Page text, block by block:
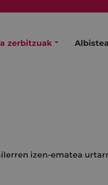
zerbitzuak
izen-ematea